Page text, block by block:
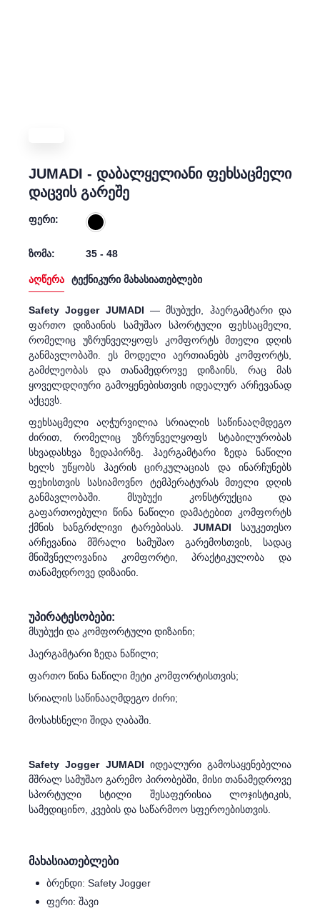
JUMADI - დაბალყელიანი ფეხსაცმელი
დაცვის გარეშე
ფერი:
ზომა: 35 - 48
აღწერა ტექნიკური მახასიათებლები
Safety Jogger JUMADI — მსუბუქი, ჰაერგამტარი და
ფართო დიზაინის სამუშაო სპორტული ფეხსაცმელი,
რომელიც უზრუნველყოფს კომფორტს მთელი დღის
განმავლობაში. ეს მოდელი აერთიანებს კომფორტს,
გამძლეობას და თანამედროვე დიზაინს, რაც მას
ყოველდღიური გამოყენებისთვის იდეალურ არჩევანად
აქცევს.
ფეხსაცმელი აღჭურვილია სრიალის საწინააღმდეგო
ძირით, რომელიც უზრუნველყოფს სტაბილურობას
სხვადასხვა ზედაპირზე. ჰაერგამტარი ზედა ნაწილი
ხელს უწყობს ჰაერის ცირკულაციას და ინარჩუნებს
ფეხისთვის სასიამოვნო ტემპერატურას მთელი დღის
განმავლობაში. მსუბუქი კონსტრუქცია და
გაფართოებული წინა ნაწილი დამატებით კომფორტს
ქმნის ხანგრძლივი ტარებისას. JUMADI საუკეთესო
არჩევანია მშრალი სამუშაო გარემოსთვის, სადაც
მნიშვნელოვანია კომფორტი, პრაქტიკულობა და
თანამედროვე დიზაინი.
უპირატესობები:
მსუბუქი და კომფორტული დიზაინი;
ჰაერგამტარი ზედა ნაწილი;
ფართო წინა ნაწილი მეტი კომფორტისთვის;
სრიალის საწინააღმდეგო ძირი;
მოსახსნელი შიდა ღაბაში.
Safety Jogger JUMADI იდეალური გამოსაყენებელია
მშრალ სამუშაო გარემო პირობებში, მისი თანამედროვე
სპორტული სტილი შესაფერისია ლოჯისტიკის,
სამედიცინო, კვების და საწარმოო სფეროებისთვის.
მახასიათებლები
ბრენდი: Safety Jogger
ფერი: შავი